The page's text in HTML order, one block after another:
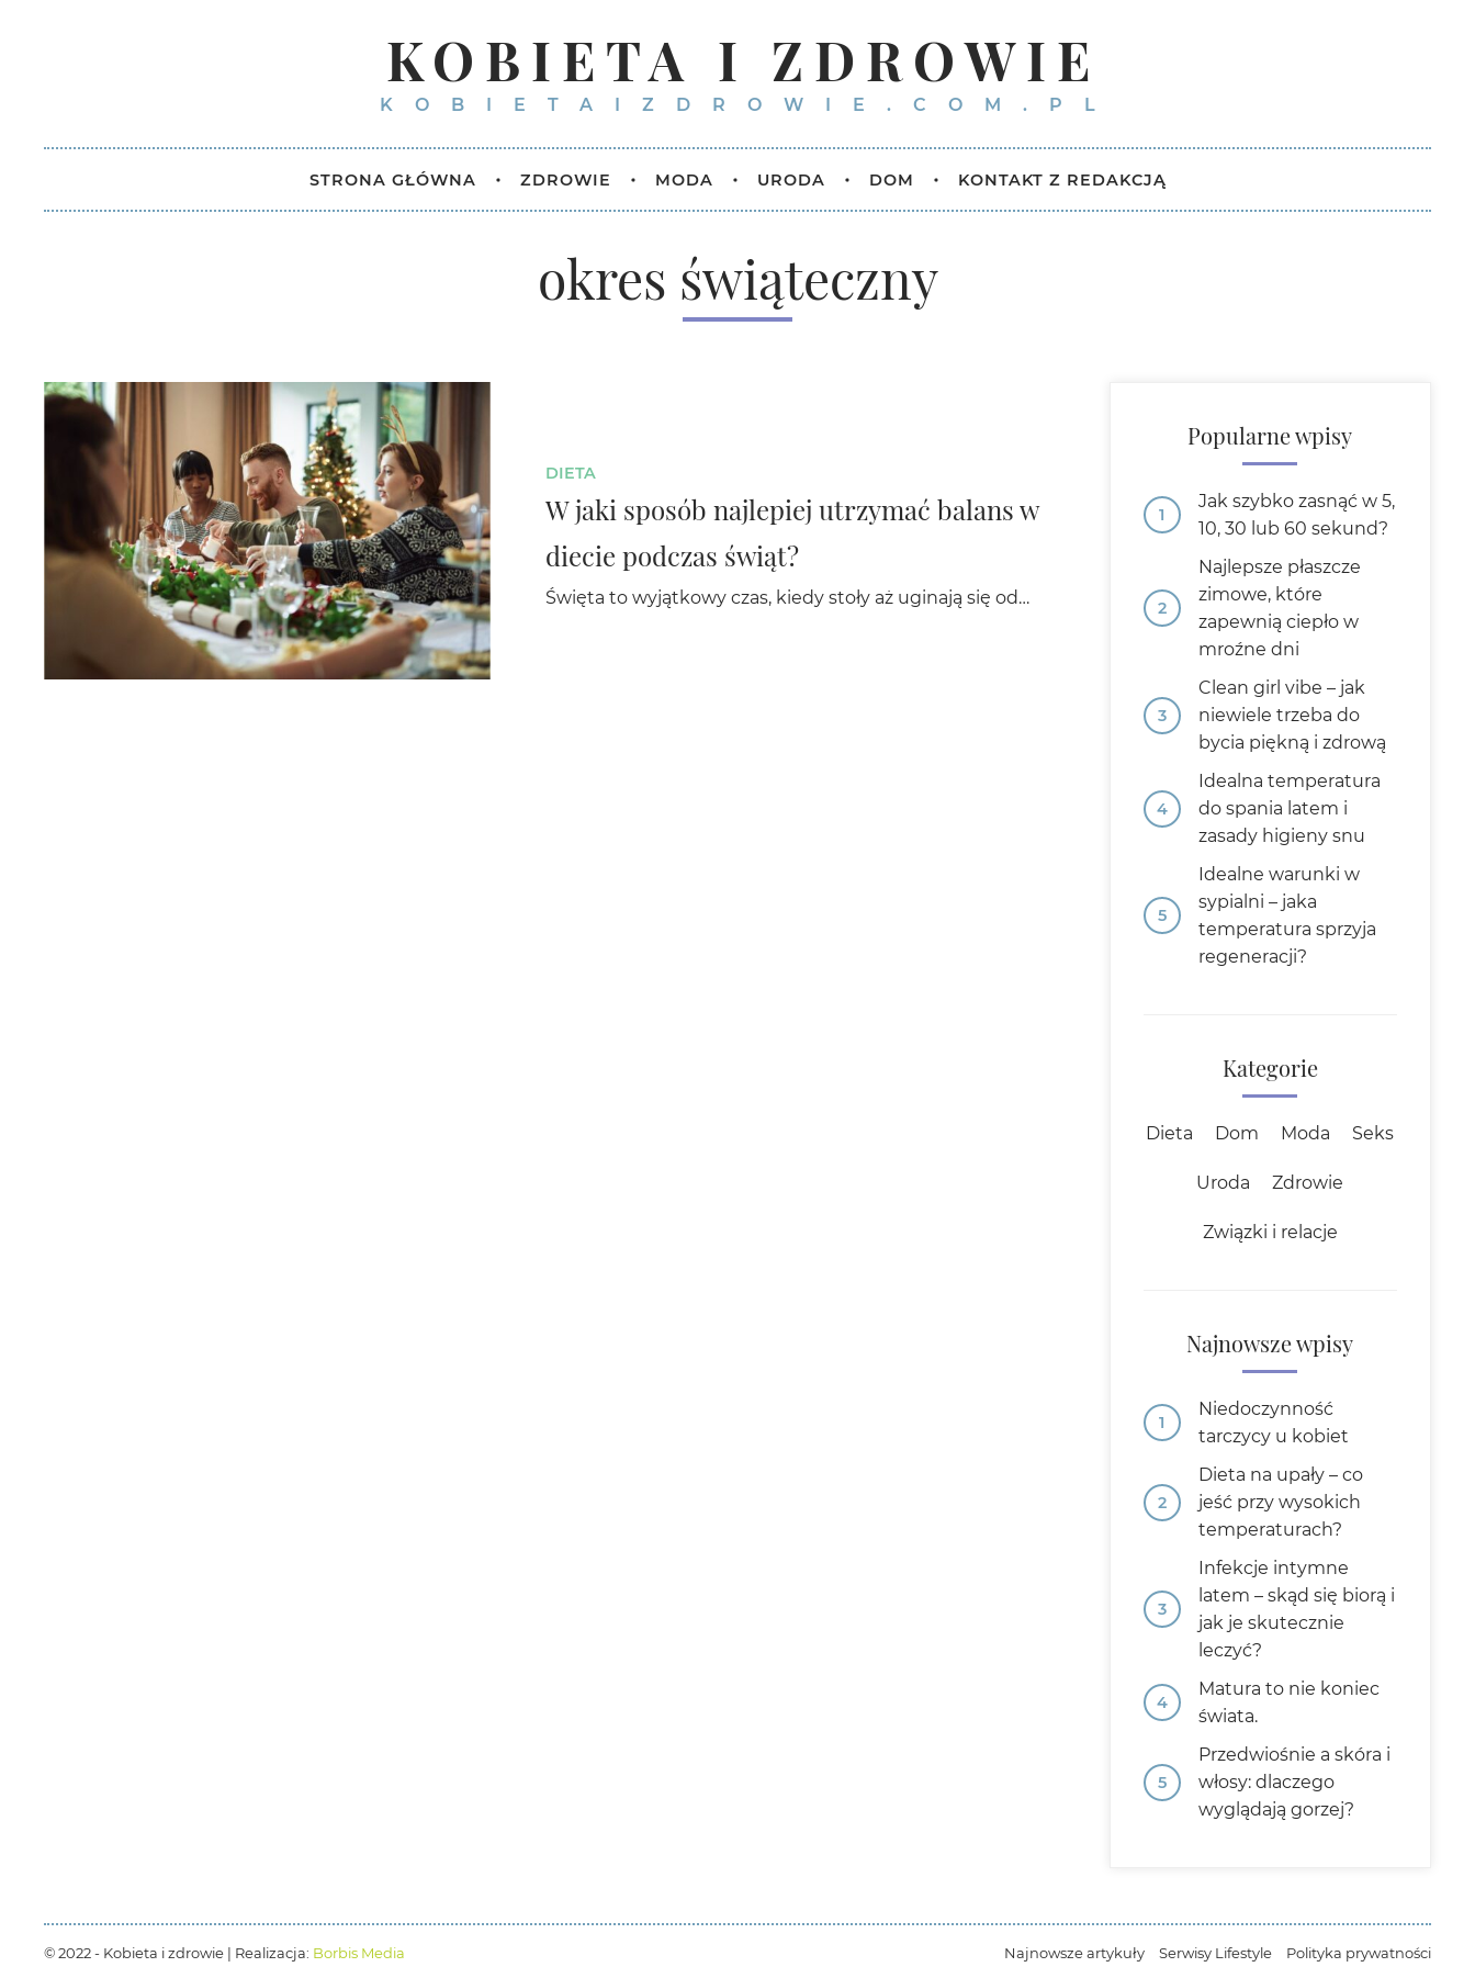
KOBIETA I ZDROWIE
KOBIETAIZDROWIE.COM.PL
STRONA GŁÓWNA ZDROWIE MODA URODA DOM KONTAKT Z REDAKCJĄ
okres świąteczny
DIETA
W jaki sposób najlepiej utrzymać balans w
diecie podczas świąt?
Święta to wyjątkowy czas, kiedy stoły aż uginają się od…
Popularne wpisy
Jak szybko zasnąć w 5,
10, 30 lub 60 sekund?
Najlepsze płaszcze
zimowe, które
zapewnią ciepło w
mroźne dni
Clean girl vibe – jak
niewiele trzeba do
bycia piękną i zdrową
Idealna temperatura
do spania latem i
zasady higieny snu
Idealne warunki w
sypialni – jaka
temperatura sprzyja
regeneracji?
Kategorie
Dieta Dom Moda Seks
Uroda Zdrowie
Związki i relacje
Najnowsze wpisy
Niedoczynność
tarczycy u kobiet
Dieta na upały – co
jeść przy wysokich
temperaturach?
Infekcje intymne
latem – skąd się biorą i
jak je skutecznie
leczyć?
Matura to nie koniec
świata.
Przedwiośnie a skóra i
włosy: dlaczego
wyglądają gorzej?
© 2022 - Kobieta i zdrowie | Realizacja: Borbis Media Najnowsze artykuły Serwisy Lifestyle Polityka prywatności